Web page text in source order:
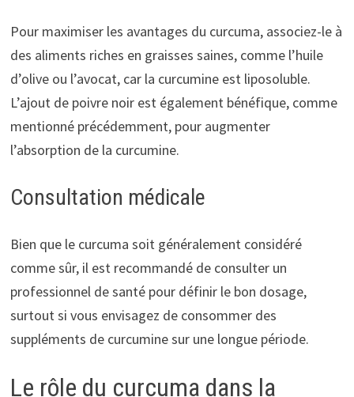
Pour maximiser les avantages du curcuma, associez-le à
des aliments riches en graisses saines, comme l’huile
d’olive ou l’avocat, car la curcumine est liposoluble.
L’ajout de poivre noir est également bénéfique, comme
mentionné précédemment, pour augmenter
l’absorption de la curcumine.
Consultation médicale
Bien que le curcuma soit généralement considéré
comme sûr, il est recommandé de consulter un
professionnel de santé pour définir le bon dosage,
surtout si vous envisagez de consommer des
suppléments de curcumine sur une longue période.
Le rôle du curcuma dans la